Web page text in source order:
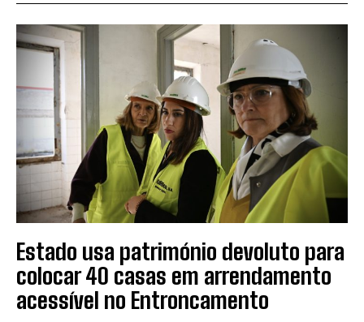
Estado usa património devoluto para
colocar 40 casas em arrendamento
acessível no Entroncamento